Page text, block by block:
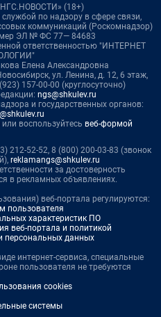
(18+)
по надзору в сфере связи,
коммуникаций (Роскомнадзор)
ЭЛ № ФС 77— 84683
ответственностью "ИНТЕРНЕТ
Елена Александровна
ул. Ленина, д. 12, 6 этаж,
157-00-00 (круглосуточно)
ngs@shkulev.ru
и государственных органов:
или воспользуйтесь веб-формой
212-52-52, 8 (800) 200-03-83 (звонок
reklamangs@shkulev.ru
за достоверность
в рекламных объявлениях.
веб-портала регулируются:
пользователя
характеристик ПО
веб-портала и политикой
персональных данных
интернет-сервиса, специальные
пользователя не требуются
cookies
системы